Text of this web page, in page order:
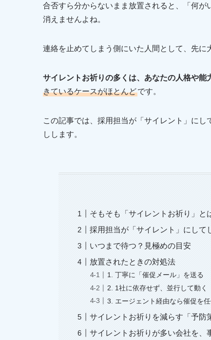
合否すら分からないまま放置されると、「何
消えませんよね。
連絡を止めてしまう側にいた人間として、先に
サイレントお祈りの多くは、あなたの人格や
きているケースがほとんどです。
この記事では、採用担当が「サイレント」に
しします。
そもそも「サイレントお祈り」と
採用担当が「サイレント」にして
いつまで待つ？見極めの目安
放置されたときの対処法
1. 丁寧に「催促メール」を送る
2. 1社に依存せず、並行して動く
3. エージェント経由なら催促を
サイレントお祈りを減らす「予防
サイレントお祈りが多い会社を、